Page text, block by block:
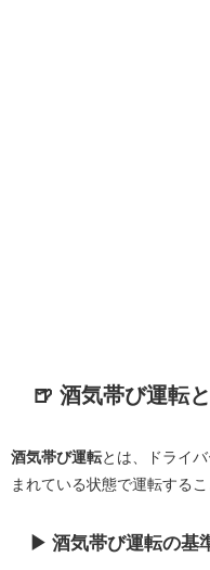
🍺 酒気帯び運転
酒気帯び運転 とは、ドライ
まれている状態で運転するこ
▶ 酒気帯び運転の基